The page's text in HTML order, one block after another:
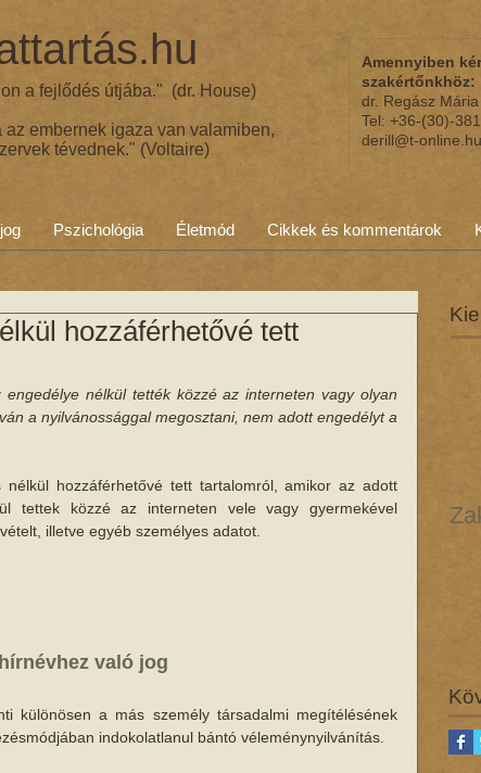
a fejlődés útjába." (dr. House)
embernek igaza van valamiben,
tévednek." (Voltaire)
Amennyiben
szakértőnkhöz:
dr. Regász Mária
Tel: +36-(30)-
derill@t-online.hu
Pszichológia Életmód Cikkek és kommentárok
hozzáférhetővé tett
nélkül tették közzé az interneten vagy olyan
a nyilvánossággal megosztani, nem adott engedélyt a
nélkül hozzáférhetővé tett tartalomról, amikor az adott
tettek közzé az interneten vele vagy gyermekével
illetve egyéb személyes adatot.
való jog
különösen a más személy társadalmi megítélésének
indokolatlanul bántó véleménynyilvánítás.